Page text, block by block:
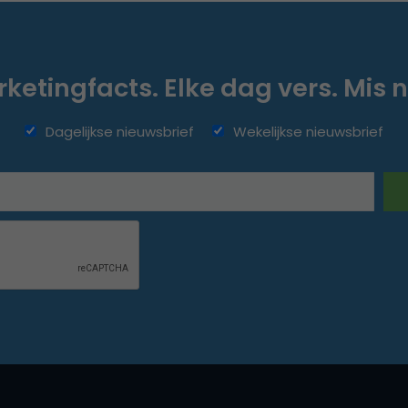
Elke dag vers. Mis
Dagelijkse nieuwsbrief Wekelijkse nieuwsbrief